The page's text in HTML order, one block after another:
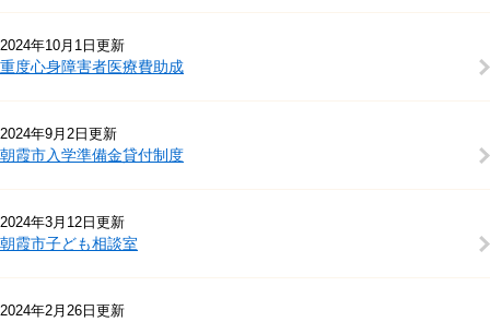
2024年10月1日更新
重度心身障害者医療費助成
2024年9月2日更新
朝霞市入学準備金貸付制度
2024年3月12日更新
朝霞市子ども相談室
2024年2月26日更新